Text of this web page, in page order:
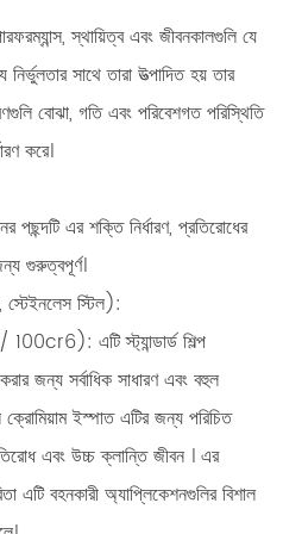
স্থায়িত্ব এবং জীবনকালগুলি যে
সাথে তারা উত্পাদিত হয় তার
বোঝা, গতি এবং পরিবেশগত পরিস্থিতি
করে।
পছন্দটি এর শক্তি নির্ধারণ, প্রতিরোধের
গুরুত্বপূর্ণ।
স্টিল):
/ 100cr6): এটি স্ট্যান্ডার্ড শিল্প
জন্য সর্বাধিক সাধারণ এবং বহুল
ইস্পাত এটির জন্য পরিচিত
এবং উচ্চ ক্লান্তি জীবন । এর
এটি বহনকারী অ্যাপ্লিকেশনগুলির বিশাল